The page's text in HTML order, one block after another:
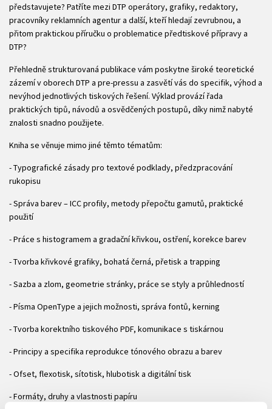
představujete? Patříte mezi DTP operátory, grafiky, redaktory,
pracovníky reklamních agentur a další, kteří hledají zevrubnou, a
přitom praktickou příručku o problematice předtiskové přípravy a
DTP?
Přehledně strukturovaná publikace vám poskytne široké teoretické
zázemí v oborech DTP a pre-pressu a zasvětí vás do specifik, výhod a
nevýhod jednotlivých tiskových řešení. Výklad provází řada
praktických tipů, návodů a osvědčených postupů, díky nimž nabyté
znalosti snadno použijete.
Kniha se věnuje mimo jiné těmto tématům:
- Typografické zásady pro textové podklady, předzpracování
rukopisu
- Správa barev – ICC profily, metody přepočtu gamutů, praktické
použití
- Práce s histogramem a gradační křivkou, ostření, korekce barev
- Tvorba křivkové grafiky, bohatá černá, přetisk a trapping
- Sazba a zlom, geometrie stránky, práce se styly a průhledností
- Písma OpenType a jejich možnosti, správa fontů, kerning
- Tvorba korektního tiskového PDF, komunikace s tiskárnou
- Principy a specifika reprodukce tónového obrazu a barev
- Ofset, flexotisk, sítotisk, hlubotisk a digitální tisk
- Formáty, druhy a vlastnosti papíru